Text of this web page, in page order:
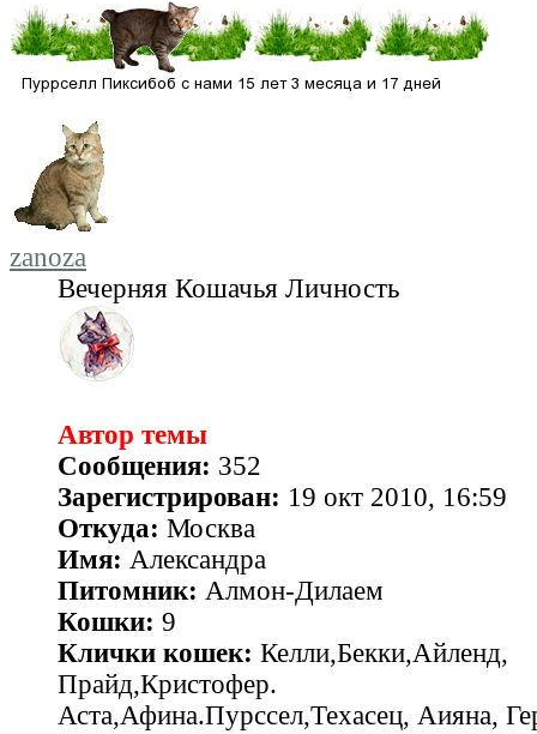
zanoza
Вечерняя Кошачья Личность
Автор темы
Сообщения: 352
Зарегистрирован: 19 окт 2010, 16:59
Откуда: Москва
Имя: Александра
Питомник: Алмон-Дилаем
Кошки: 9
Клички кошек: Келли,Бекки,Айленд,
Прайд,Кристофер.
Аста,Афина.Пурссел,Техасец, Аияна,